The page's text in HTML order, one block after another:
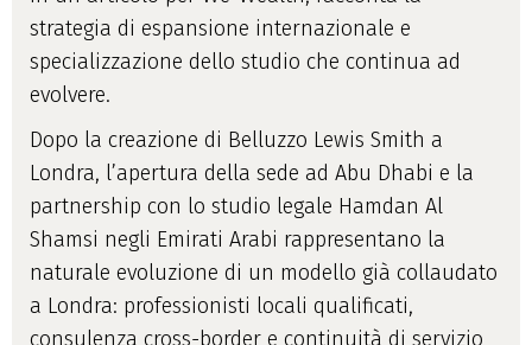
strategia di espansione internazionale e
specializzazione dello studio che continua ad
evolvere.
Dopo la creazione di Belluzzo Lewis Smith a
Londra, l’apertura della sede ad Abu Dhabi e la
partnership con lo studio legale Hamdan Al
Shamsi negli Emirati Arabi rappresentano la
naturale evoluzione di un modello già collaudato
a Londra: professionisti locali qualificati,
consulenza cross-border e continuità di servizio